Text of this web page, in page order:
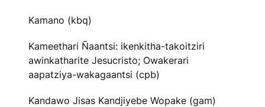
Kamano (kbq)
Kameethari Ñaantsi: ikenkitha-takoitziri
awinkatharite Jesucristo; Owakerari
aapatziya-wakagaantsi (cpb)
Kandawo Jisas Kandjiyebe Wopake (gam)